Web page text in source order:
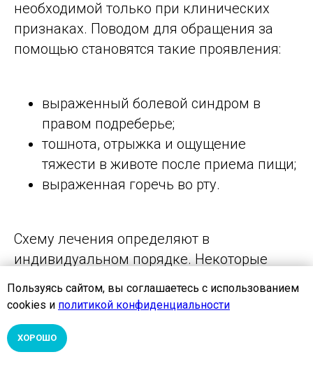
необходимой только при клинических
признаках. Поводом для обращения за
помощью становятся такие проявления:
выраженный болевой синдром в
правом подреберье;
тошнота, отрыжка и ощущение
тяжести в животе после приема пищи;
выраженная горечь во рту.
Схему лечения определяют в
индивидуальном порядке. Некоторые
расстройства можно купировать
консервативным путем. Будет достаточно
принимать соответствующие препараты. В
других ситуациях надо провести
Пользуясь сайтом, вы соглашаетесь с использованием
cookies и политикой конфиденциальности
ХОРОШО